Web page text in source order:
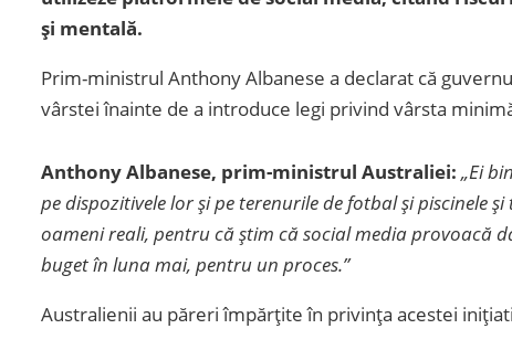
și mentală.
Prim-ministrul Anthony Albanese a declarat că
vârstei înainte de a introduce legi privind vârsta
Anthony Albanese, prim-ministrul Australiei: „Ei
pe dispozitivele lor și pe terenurile de fotbal și piscinele
oameni reali, pentru că știm că social media provoacă
buget în luna mai, pentru un proces.”
Australienii au păreri împărțite în privința acestei